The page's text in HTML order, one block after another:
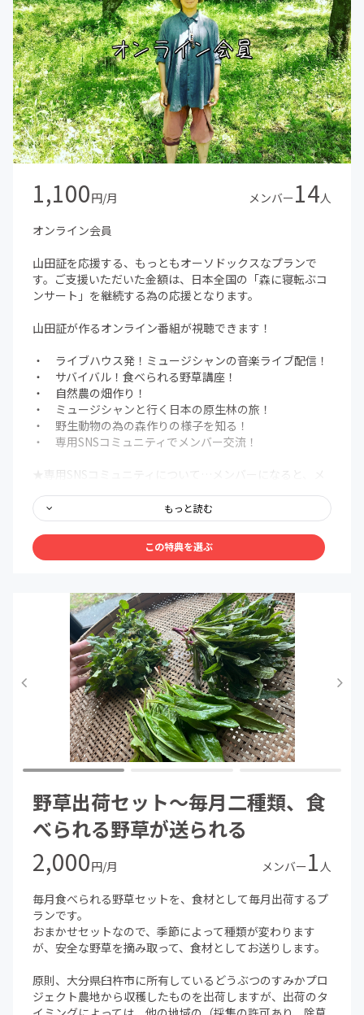
1,100円/月 メンバー14人
オンライン会員
山田証を応援する、もっともオーソドックスなプランで
す。ご支援いただいた金額は、日本全国の「森に寝転ぶコ
ンサート」を継続する為の応援となります。
山田証が作るオンライン番組が視聴できます！
・ ライブハウス発！ミュージシャンの音楽ライブ配信！
・ サバイバル！食べられる野草講座！
・ 自然農の畑作り！
・ ミュージシャンと行く日本の原生林の旅！
・ 野生動物の為の森作りの様子を知る！
・ 専用SNSコミュニティでメンバー交流！
★専用SNSコミュニティについて…メンバーになると、メ
で、オンライン番組や視聴方法の紹介、メンバーとの交流
を楽しむことができます。
★オンライン番組について…オンライン番組はプロジェク
信を観ることができます。配信は主にYouTube「森の歌
会」で行っています。
（オンライン番組の詳細）
ライブハウス発！ミュージシャンの音楽ライブ配信！…ラ
イブハウスのハイクオリティな音響で楽しめる山田証や他
メンバーの配信ライブを視聴できます。現在は屋外イベン
トが多く、イベントの様子をリアルタイム配信するなどの
形が多いです。
自然の恵み。その季節食べられる野草の見分け方と調理方
法をオンラインでお届けします。現在は会員数が少数であ
ることから、YouTube「森の歌会」にて一般公開の形で行
自然農の畑作り！…耕作放棄地を自然農の畑に変えていく
チャレンジをオンラインでお届けします。自然との暮らし
方も配信しています。
ミュージシャンと行く日本の原生林の旅！…野生動物の為
美しい森の様子を、できる限り現地から配信します。
野生動物の為の森作りの様子！…スギやヒノキなどの放置
もっと読む
この特典を選ぶ
野草出荷セット～毎月二種類、食
べられる野草が送られる
2,000円/月 メンバー1 人
毎月食べられる野草セットを、食材として毎月出荷するプ
ランです。
おまかせセットなので、季節によって種類が変わります
が、安全な野草を摘み取って、食材としてお送りします。
原則、大分県臼杵市に所有しているどうぶつのすみかプロ
ジェクト農地から収穫したものを出荷しますが、出荷のタ